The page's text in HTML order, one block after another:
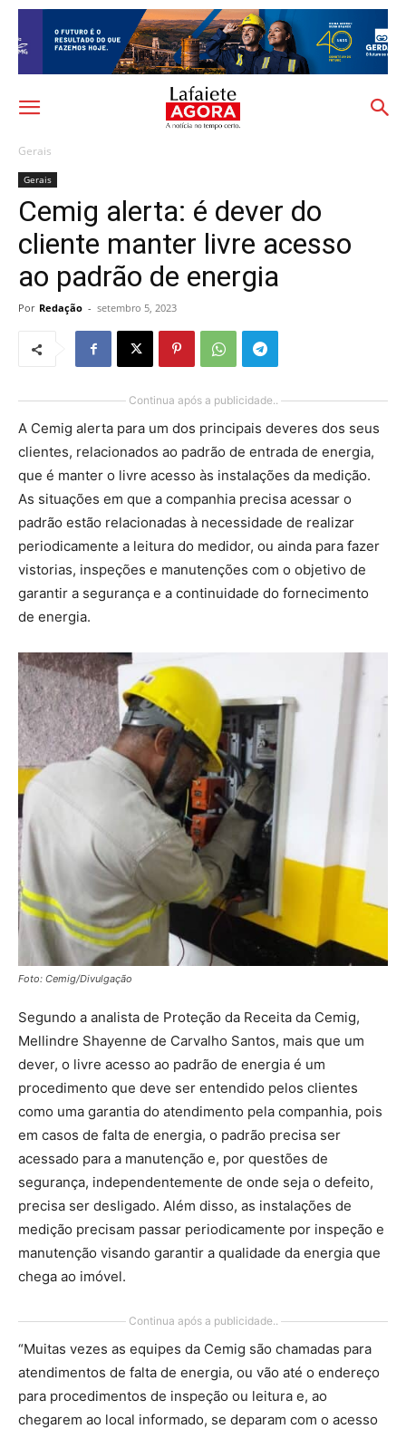
Gerais
Gerais
Cemig alerta: é dever do
cliente manter livre acesso
ao padrão de energia
Por Redação - setembro 5, 2023
Continua após a publicidade..
A Cemig alerta para um dos principais deveres dos seus
clientes, relacionados ao padrão de entrada de energia,
que é manter o livre acesso às instalações da medição.
As situações em que a companhia precisa acessar o
padrão estão relacionadas à necessidade de realizar
periodicamente a leitura do medidor, ou ainda para fazer
vistorias, inspeções e manutenções com o objetivo de
garantir a segurança e a continuidade do fornecimento
de energia.
Foto: Cemig/Divulgação
Segundo a analista de Proteção da Receita da Cemig,
Mellindre Shayenne de Carvalho Santos, mais que um
dever, o livre acesso ao padrão de energia é um
procedimento que deve ser entendido pelos clientes
como uma garantia do atendimento pela companhia, pois
em casos de falta de energia, o padrão precisa ser
acessado para a manutenção e, por questões de
segurança, independentemente de onde seja o defeito,
precisa ser desligado. Além disso, as instalações de
medição precisam passar periodicamente por inspeção e
manutenção visando garantir a qualidade da energia que
chega ao imóvel.
Continua após a publicidade..
“Muitas vezes as equipes da Cemig são chamadas para
atendimentos de falta de energia, ou vão até o endereço
para procedimentos de inspeção ou leitura e, ao
chegarem ao local informado, se deparam com o acesso